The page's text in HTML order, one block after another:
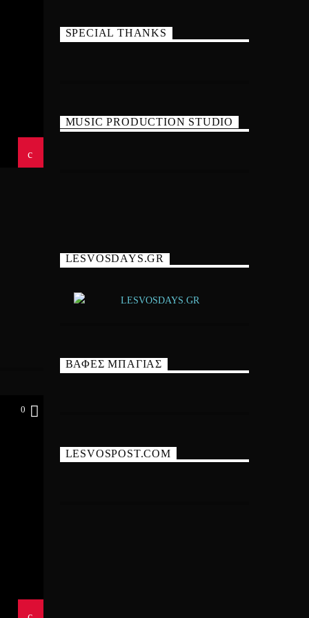
0
SPECIAL THANKS
MUSIC PRODUCTION STUDIO
LESVOSDAYS.GR
ΒΑΦΕΣ ΜΠΑΓΙΑΣ
LESVOSPOST.COM